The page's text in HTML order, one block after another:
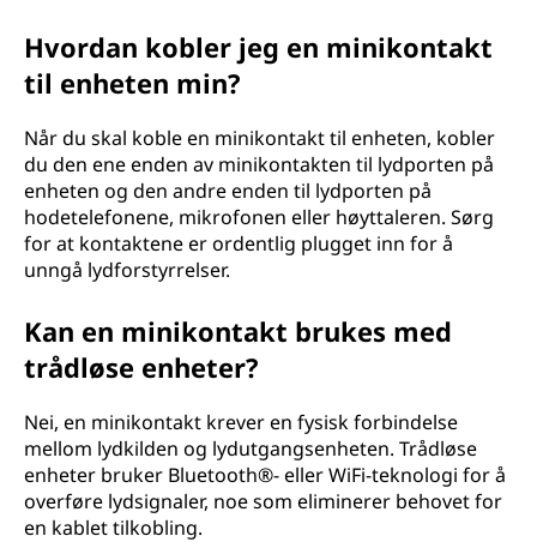
Hvordan kobler jeg en minikontakt
til enheten min?
Når du skal koble en minikontakt til enheten, kobler
du den ene enden av minikontakten til lydporten på
enheten og den andre enden til lydporten på
hodetelefonene, mikrofonen eller høyttaleren. Sørg
for at kontaktene er ordentlig plugget inn for å
unngå lydforstyrrelser.
Kan en minikontakt brukes med
trådløse enheter?
Nei, en minikontakt krever en fysisk forbindelse
mellom lydkilden og lydutgangsenheten. Trådløse
enheter bruker Bluetooth®- eller WiFi-teknologi for å
overføre lydsignaler, noe som eliminerer behovet for
en kablet tilkobling.